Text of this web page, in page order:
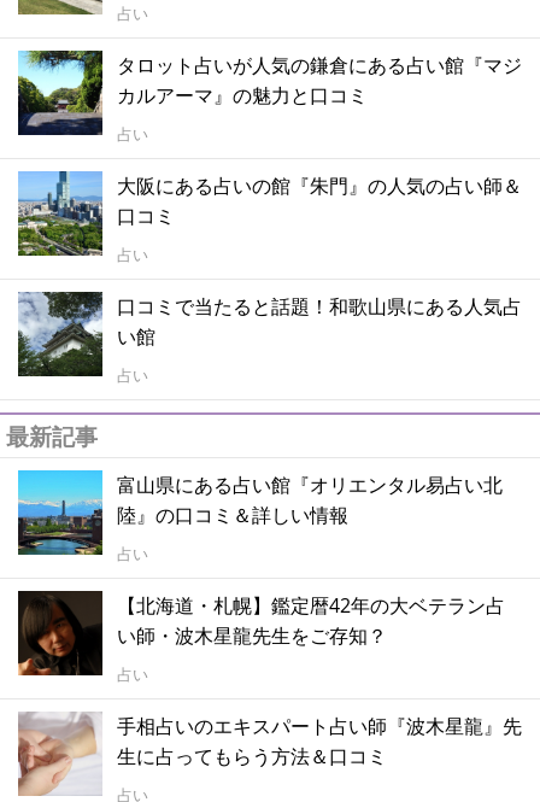
占い
タロット占いが人気の鎌倉にある占い館『マジ
カルアーマ』の魅力と口コミ
占い
大阪にある占いの館『朱門』の人気の占い師＆
口コミ
占い
口コミで当たると話題！和歌山県にある人気占
い館
占い
最新記事
富山県にある占い館『オリエンタル易占い北
陸』の口コミ＆詳しい情報
占い
【北海道・札幌】鑑定暦42年の大ベテラン占
い師・波木星龍先生をご存知？
占い
手相占いのエキスパート占い師『波木星龍』先
生に占ってもらう方法＆口コミ
占い